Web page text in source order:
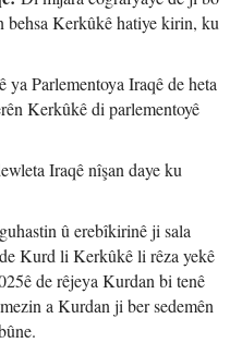
behsa Kerkûkê hatiye kirin, ku
ya Parlementoya Iraqê de heta
Kerkûkê di parlementoyê
Iraqê nîşan daye ku
û erebîkirinê ji sala
Kurd li Kerkûkê li rêza yekê
de rêjeya Kurdan bi tenê
a Kurdan ji ber sedemên